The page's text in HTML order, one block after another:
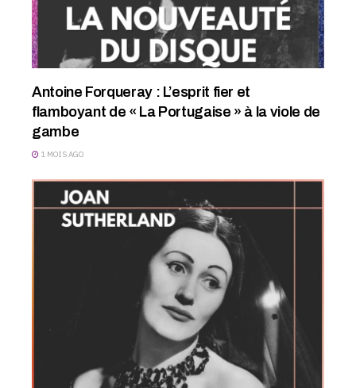
Antoine Forqueray : L’esprit fier et
flamboyant de « La Portugaise » à la viole de
gambe
1 MOIS AGO